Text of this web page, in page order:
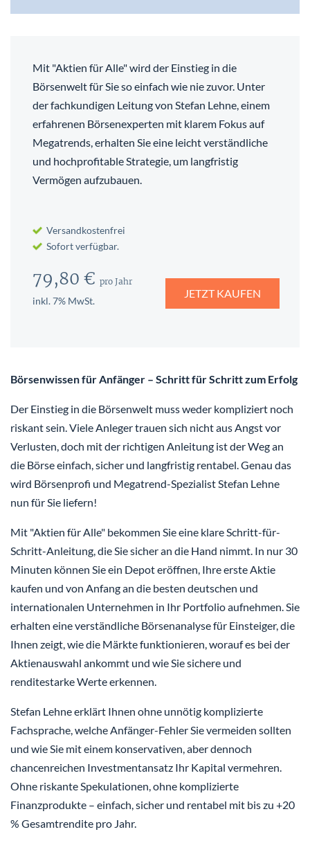
Mit "Aktien für Alle" wird der Einstieg in die
Börsenwelt für Sie so einfach wie nie zuvor. Unter
der fachkundigen Leitung von Stefan Lehne, einem
erfahrenen Börsenexperten mit klarem Fokus auf
Megatrends, erhalten Sie eine leicht verständliche
und hochprofitable Strategie, um langfristig
Vermögen aufzubauen.
Versandkostenfrei
Sofort verfügbar.
79,80 € pro Jahr
inkl. 7% MwSt.
JETZT KAUFEN
Börsenwissen für Anfänger – Schritt für Schritt zum Erfolg
Der Einstieg in die Börsenwelt muss weder kompliziert noch
riskant sein. Viele Anleger trauen sich nicht aus Angst vor
Verlusten, doch mit der richtigen Anleitung ist der Weg an
die Börse einfach, sicher und langfristig rentabel. Genau das
wird Börsenprofi und Megatrend-Spezialist Stefan Lehne
nun für Sie liefern!
Mit "Aktien für Alle" bekommen Sie eine klare Schritt-für-
Schritt-Anleitung, die Sie sicher an die Hand nimmt. In nur 30
Minuten können Sie ein Depot eröffnen, Ihre erste Aktie
kaufen und von Anfang an die besten deutschen und
internationalen Unternehmen in Ihr Portfolio aufnehmen. Sie
erhalten eine verständliche Börsenanalyse für Einsteiger, die
Ihnen zeigt, wie die Märkte funktionieren, worauf es bei der
Aktienauswahl ankommt und wie Sie sichere und
renditestarke Werte erkennen.
Stefan Lehne erklärt Ihnen ohne unnötig komplizierte
Fachsprache, welche Anfänger-Fehler Sie vermeiden sollten
und wie Sie mit einem konservativen, aber dennoch
chancenreichen Investmentansatz Ihr Kapital vermehren.
Ohne riskante Spekulationen, ohne komplizierte
Finanzprodukte – einfach, sicher und rentabel mit bis zu +20
% Gesamtrendite pro Jahr.